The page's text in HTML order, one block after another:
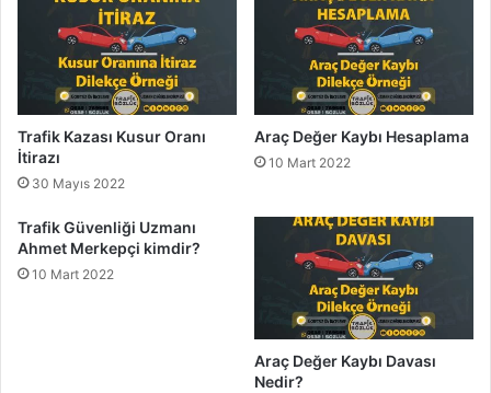
Trafik Kazası Kusur Oranı
İtirazı
30 Mayıs 2022
Araç Değer Kaybı Hesaplama
10 Mart 2022
Trafik Güvenliği Uzmanı
Ahmet Merkepçi kimdir?
10 Mart 2022
Araç Değer Kaybı Davası
Nedir?